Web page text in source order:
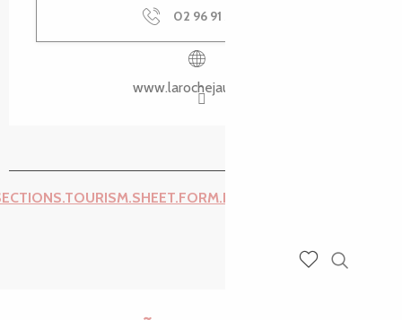
02 96 91 36
www.larochejaudy.bzh